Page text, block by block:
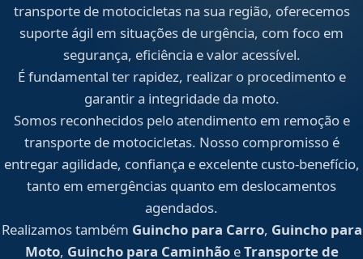
transporte de motocicletas na sua região, oferecemos
suporte ágil em situações de urgência, com foco em
segurança, eficiência e valor acessível.
É fundamental ter rapidez, realizar o procedimento e
garantir a integridade da moto.
Somos reconhecidos pelo atendimento em remoção e
transporte de motocicletas. Nosso compromisso é
entregar agilidade, confiança e excelente custo-benefício,
tanto em emergências quanto em deslocamentos
agendados.
Realizamos também Guincho para Carro, Guincho para
Moto, Guincho para CaminhãoeTransporte de